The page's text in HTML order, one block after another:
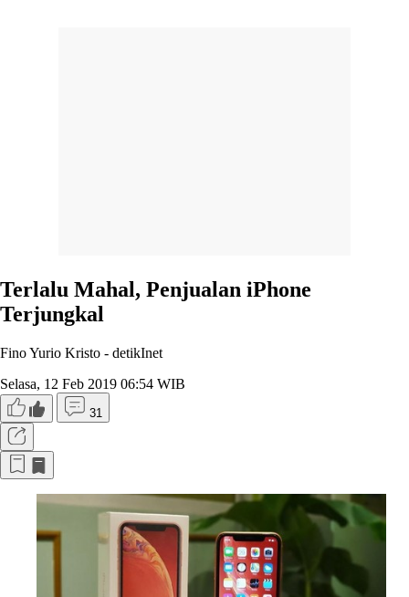
Terlalu Mahal, Penjualan iPhone
Terjungkal
Fino Yurio Kristo - detikInet
Selasa, 12 Feb 2019 06:54 WIB
31